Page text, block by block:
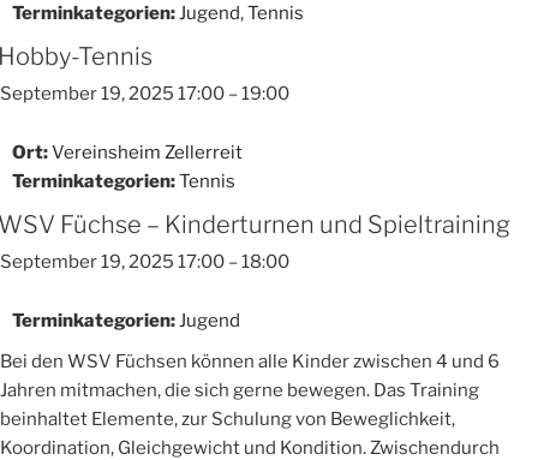
Terminkategorien:Jugend,Tennis
Tennis
September 19, 2025 17:00 –19:00
Ort:Vereinsheim Zellerreit
Terminkategorien:Tennis
Füchse – Kinderturnen und Spieltraining
September 19, 2025 17:00 –18:00
Terminkategorien:Jugend
Bei den WSV Füchsen können alle Kinder zwischen 4 und 6
Jahren mitmachen, die sich gerne bewegen. Das Training
beinhaltet Elemente, zur Schulung von Beweglichkeit,
Koordination, Gleichgewicht und Kondition. Zwischendurch